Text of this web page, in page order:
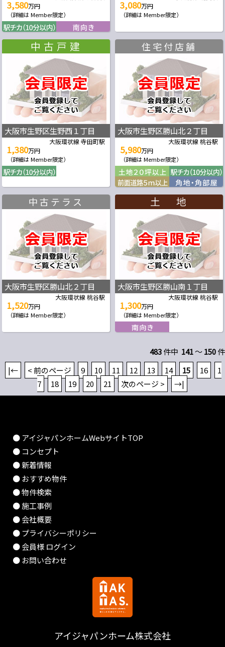
3,580万円
（詳細は Member限定）
3,080万円
（詳細は Member限定）
大阪市生野区生野西１丁目
大阪環状線 寺田町駅
1,380万円
（詳細は Member限定）
住宅付店舗
大阪市生野区勝山北２丁目
大阪環状線 桃谷駅
5,980万円
（詳細は Member限定）
中古テラス
大阪市生野区勝山北２丁目
大阪環状線 桃谷駅
1,520万円
（詳細は Member限定）
大阪市生野区勝山南１丁目
大阪環状線 桃谷駅
1,300万円
（詳細は Member限定）
483件中 141～150件
|←
< 前のページ 9 10 11 12 13 14 15 16
1
7
18 19 20 21 次のページ > →|
● アイジャパンホームWebサイトTOP
● コンセプト
● 新着情報
● おすすめ物件
● 物件検索
● 施工事例
● 会社概要
● プライバシーポリシー
● 会員様 ログイン
● お問い合わせ
アイジャパンホーム株式会社